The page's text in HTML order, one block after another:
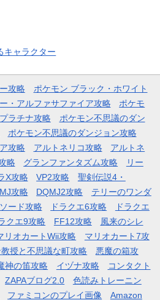
キャラクター
攻略
ポケモン ブラック・ホワイト
・アルファサファイア攻略
ポケモ
ラチナ攻略
ポケモン不思議のダン
ポケモン不思議のダンジョン攻略
攻略
アルトネリコ攻略
アルトネ
略 グランファンタズム攻略
リー
X攻略 VP2攻略
聖剣伝説4・
攻略 DQMJ2攻略
テリーのワンダ
ード攻略 ドラクエ6攻略
ドラクエ
クエ9攻略 FF12攻略
風来のシレ
リオカートWii攻略
マリオカート7攻
授と不思議な町攻略
悪魔の箱攻
神の笛攻略 イヅナ攻略
コンタクト
ZAPAブログ2.0
色読みトレーニン
ファミコンのプレイ画像 Amazon